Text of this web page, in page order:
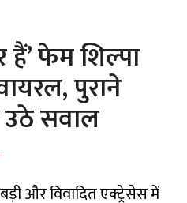
हैं’ फेम शिल्पा
पुराने
उठे सवाल
और विवादित एक्ट्रेसेस में